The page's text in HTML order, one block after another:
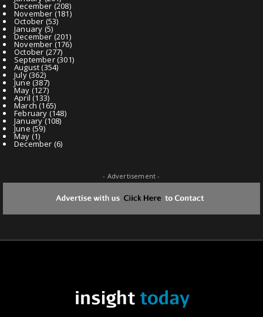
December (208)
November (181)
October (53)
January (5)
December(201)
November (176)
October (277)
September(301)
August(354)
July(362)
June(387)
May (127)
April (133)
March (165)
February (148)
January(108)
June (59)
May (1)
December (6)
- Advertisement -